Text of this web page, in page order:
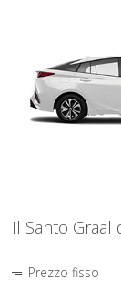
Il Santo Graal
Prezzo fisso